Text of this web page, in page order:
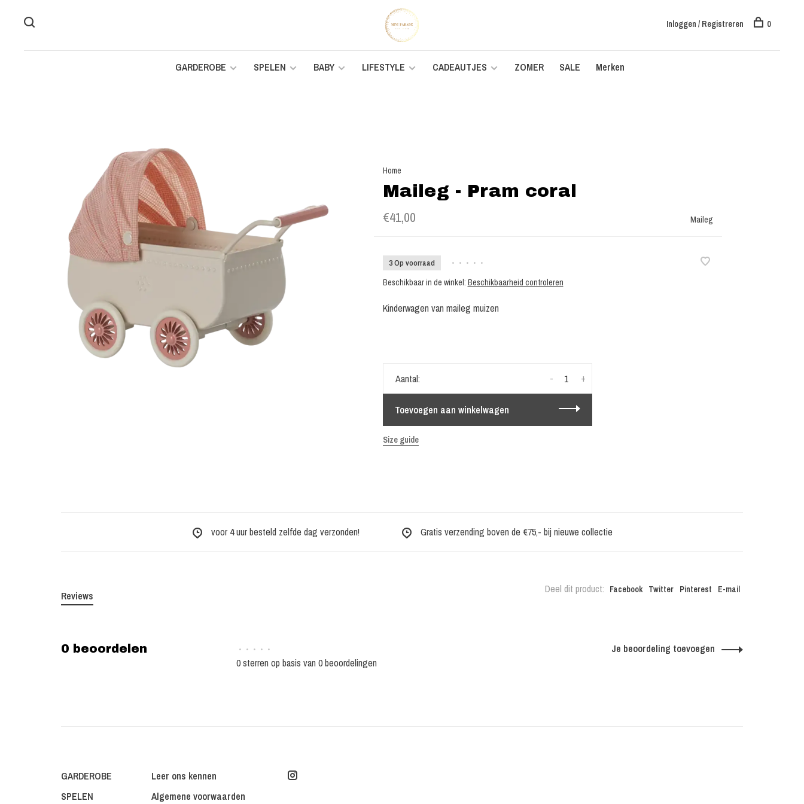
GARDEROBE SPELEN BABY LIFESTYLE CADEAUTJES ZOMER SALE Merken
Inloggen / Registreren 0
Home
Maileg - Pram coral
€41,00 Maileg
3 Op voorraad • • • • •
Beschikbaar in de winkel: Beschikbaarheid controleren
Kinderwagen van maileg muizen
Aantal: +
-
Toevoegen aan winkelwagen
Size guide
voor 4 uur besteld zelfde dag verzonden! Gratis verzending boven de €75,- bij nieuwe collectie
Deel dit product: Facebook Twitter Pinterest E-mail
Reviews
0 beoordelen • • • • •
0 sterren op basis van 0 beoordelingen
Je beoordeling toevoegen
GARDEROBE
SPELEN
Leer ons kennen
Algemene voorwaarden